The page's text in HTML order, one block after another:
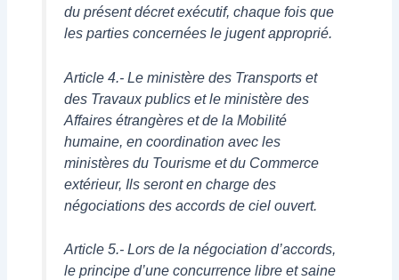
du présent décret exécutif, chaque fois que
les parties concernées le jugent approprié.
Article 4.- Le ministère des Transports et
des Travaux publics et le ministère des
Affaires étrangères et de la Mobilité
humaine, en coordination avec les
ministères du Tourisme et du Commerce
extérieur, Ils seront en charge des
négociations des accords de ciel ouvert.
Article 5.- Lors de la négociation d’accords,
le principe d’une concurrence libre et saine